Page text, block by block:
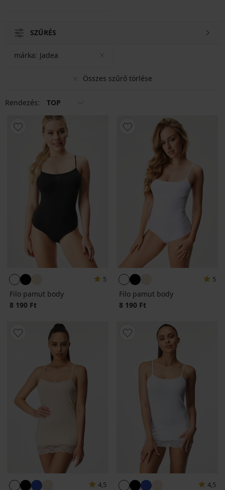
SZŰRÉS
Összes szűrő törlése
márka: Jadea
Rendezés: TOP
5
Filo pamut body
8 190 Ft
5
Filo pamut body
8 190 Ft
4,5 4,5